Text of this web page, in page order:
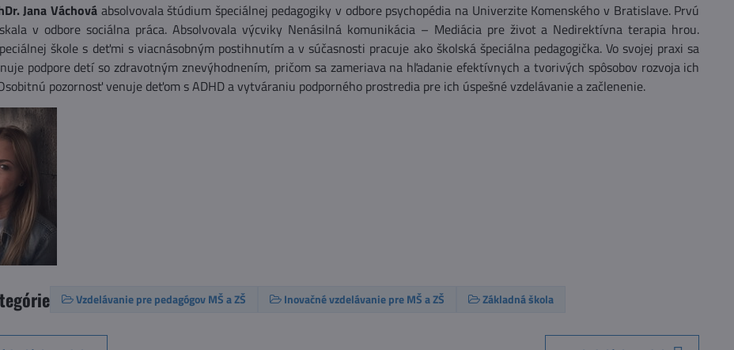
Jana Váchová absolvovala štúdium špeciálnej pedagogiky v odbore psychopédia na Univerzite Komenského v Bratislave. Prvú
v odbore sociálna práca. Absolvovala výcviky Nenásilná komunikácia – Mediácia pre život a Nedirektívna terapia hrou.
škole s deťmi s viacnásobným postihnutím a v súčasnosti pracuje ako školská špeciálna pedagogička. Vo svojej praxi sa
podpore detí so zdravotným znevýhodnením, pričom sa zameriava na hľadanie efektívnych a tvorivých spôsobov rozvoja ich
pozornosť venuje deťom s ADHD a vytváraniu podporného prostredia pre ich úspešné vzdelávanie a začlenenie.
Vzdelávanie pre pedagógov MŠ a ZŠ Inovačné vzdelávanie pre MŠ a ZŠ Základná škola